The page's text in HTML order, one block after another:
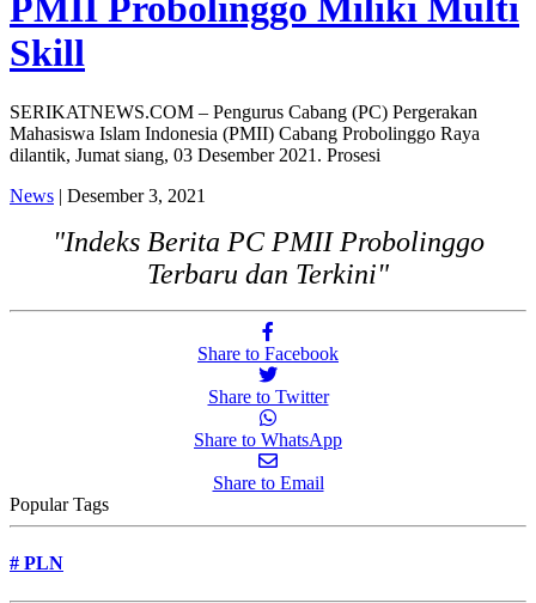
PMII Probolinggo Miliki Multi
Skill
SERIKATNEWS.COM – Pengurus Cabang (PC) Pergerakan
Mahasiswa Islam Indonesia (PMII) Cabang Probolinggo Raya
dilantik, Jumat siang, 03 Desember 2021. Prosesi
News | Desember 3, 2021
"Indeks Berita PC PMII Probolinggo
Terbaru dan Terkini"
Share to Facebook
Share to Twitter
Share to WhatsApp
Share to Email
Popular Tags
# PLN